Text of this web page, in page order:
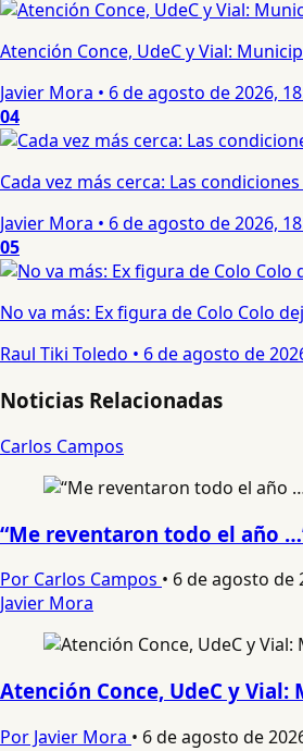
Atención Conce, UdeC y Vial:
Javier Mora • 6 de agosto de 2026,
04
Cada vez más cerca: Las
Javier Mora • 6 de agosto de 2026,
05
No va más: Ex figura de Colo Colo
Raul Tiki Toledo • 6 de agosto de
Noticias Relacionadas
Carlos Campos
“Me reventaron todo el año
Por Carlos Campos • 6 de agosto de
Javier Mora
Atención Conce, UdeC y
Por Javier Mora • 6 de agosto de